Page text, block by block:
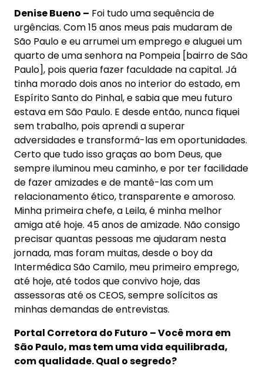
Denise Bueno – Foi tudo uma sequência de
urgências. Com 15 anos meus pais mudaram de
São Paulo e eu arrumei um emprego e aluguei um
quarto de uma senhora na Pompeia [bairro de São
Paulo], pois queria fazer faculdade na capital. Já
tinha morado dois anos no interior do estado, em
Espírito Santo do Pinhal, e sabia que meu futuro
estava em São Paulo. E desde então, nunca fiquei
sem trabalho, pois aprendi a superar
adversidades e transformá-las em oportunidades.
Certo que tudo isso graças ao bom Deus, que
sempre iluminou meu caminho, e por ter facilidade
de fazer amizades e de mantê-las com um
relacionamento ético, transparente e amoroso.
Minha primeira chefe, a Leila, é minha melhor
amiga até hoje. 45 anos de amizade. Não consigo
precisar quantas pessoas me ajudaram nesta
jornada, mas foram muitas, desde o boy da
Intermédica São Camilo, meu primeiro emprego,
até hoje, até todos que convivo hoje, das
assessoras até os CEOS, sempre solícitos as
minhas demandas de entrevistas.
Portal Corretora do Futuro – Você mora em
São Paulo, mas tem uma vida equilibrada,
com qualidade. Qual o segredo?